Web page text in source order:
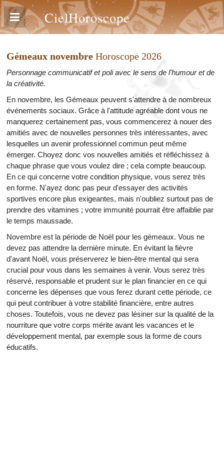
CielHoroscope
Gémeaux novembre Horoscope 2026
Personnage communicatif et poli avec le sens de l'humour et de
la créativité.
En novembre, les Gémeaux peuvent s'attendre à de nombreux
événements sociaux. Grâce à l'attitude agréable dont vous ne
manquerez certainement pas, vous commencerez à nouer des
amitiés avec de nouvelles personnes très intéressantes, avec
lesquelles un avenir professionnel commun peut même
émerger. Choyez donc vos nouvelles amitiés et réfléchissez à
chaque phrase que vous voulez dire ; cela compte beaucoup.
En ce qui concerne votre condition physique, vous serez très
en forme. N'ayez donc pas peur d'essayer des activités
sportives encore plus exigeantes, mais n'oubliez surtout pas de
prendre des vitamines ; votre immunité pourrait être affaiblie par
le temps maussade.
Novembre est la période de Noël pour les gémeaux. Vous ne
devez pas attendre la dernière minute. En évitant la fièvre
d'avant Noël, vous préserverez le bien-être mental qui sera
crucial pour vous dans les semaines à venir. Vous serez très
réservé, responsable et prudent sur le plan financier en ce qui
concerne les dépenses que vous ferez durant cette période, ce
qui peut contribuer à votre stabilité financière, entre autres
choses. Toutefois, vous ne devez pas lésiner sur la qualité de la
nourriture que votre corps mérite avant les vacances et le
développement mental, par exemple sous la forme de cours
éducatifs.